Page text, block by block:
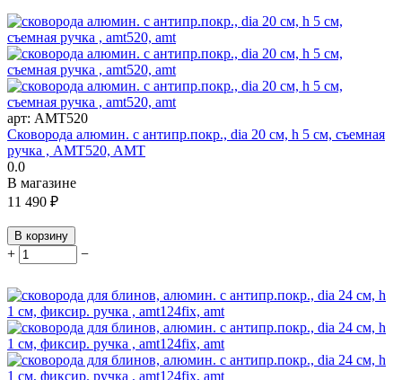
арт: AMT520
Сковорода алюмин. с антипр.покр., dia 20 см, h 5 см, съемная
ручка , AMT520, AMT
0.0
В магазине
11 490 ₽
В корзину
+ −